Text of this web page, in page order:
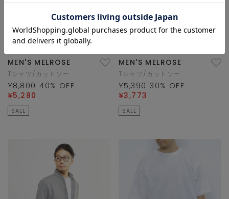
MEN'S MELROSE
Tシャツ/カットソー
¥8,800 40% OFF
¥5,280
SALE
MEN'S MELROSE
Tシャツ/カットソー
¥5,390 30% OFF
¥3,773
SALE